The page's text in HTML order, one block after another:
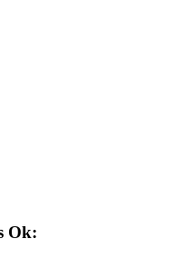
Ok: